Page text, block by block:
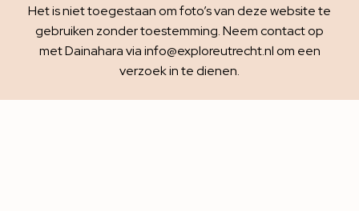
Het is niet toegestaan om foto’s van deze website te
gebruiken zonder toestemming. Neem contact op
met Dainahara via info@exploreutrecht.nl om een
verzoek in te dienen.